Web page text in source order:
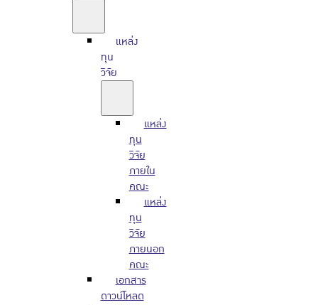
แหล่ง
ทุน
วิจัย
แหล่ง
ทุน
วิจัย
ภายใน
คณะ
แหล่ง
ทุน
วิจัย
ภายนอก
คณะ
เอกสาร
ดาวน์โหลด